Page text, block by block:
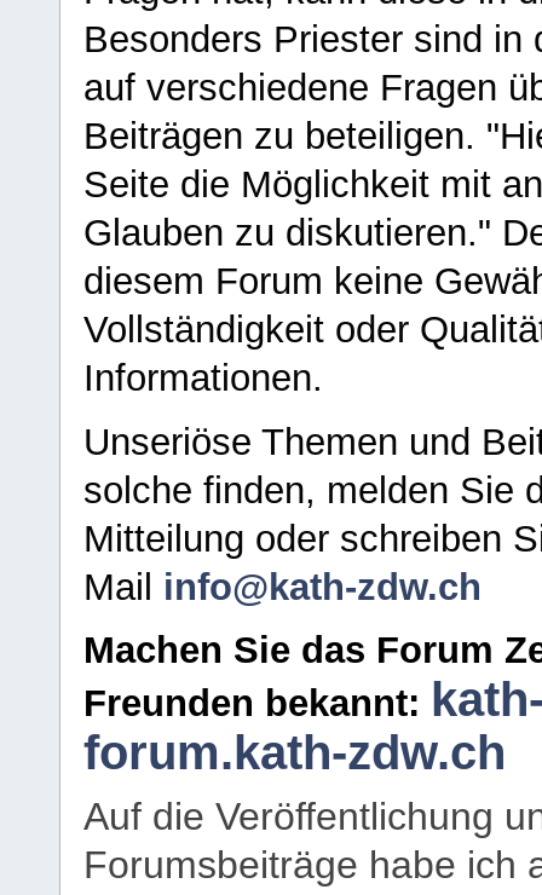
Besonders Priester sind in
auf verschiedene Fragen
Beiträgen zu beteiligen.
Seite die Möglichkeit mit
Glauben zu diskutieren."
diesem Forum keine
Vollständigkeit oder
Informationen.
Unseriöse Themen und
solche finden, melden Sie
Mitteilung oder schreiben
Mail info@kath-zdw.ch
Machen Sie das Forum
Freunden bekannt:
forum.kath-zdw.ch
Auf die Veröffentlichung
Forumsbeiträge habe ich